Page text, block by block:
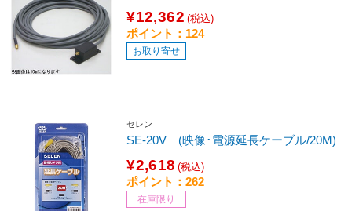
¥12,362 (税込)
ポイント：124
お取り寄せ
セレン
SE-20V (映像･電源延長ケーブル/20M)
¥2,618 (税込)
ポイント：262
在庫限り